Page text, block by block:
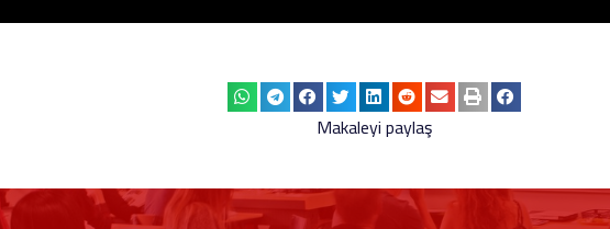
Makaleyi paylaş